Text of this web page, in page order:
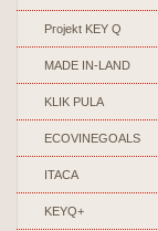
Projekt KEY Q
MADE IN-LAND
KLIK PULA
ECOVINEGOALS
ITACA
KEYQ+